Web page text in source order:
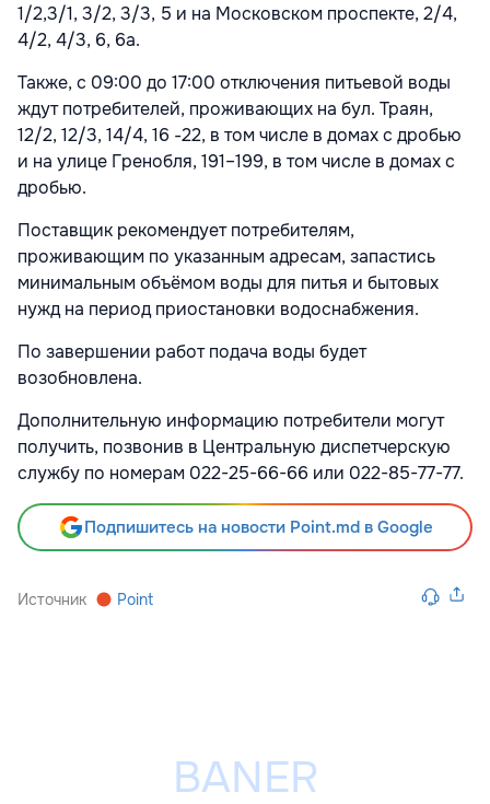
1/2,3/1, 3/2, 3/3, 5 и на Московском проспекте, 2/4,
4/2, 4/3, 6, 6a.
Также, с 09:00 до 17:00 отключения питьевой воды
ждут потребителей, проживающих на бул. Траян,
12/2, 12/3, 14/4, 16 -22, в том числе в домах с дробью
и на улице Гренобля, 191–199, в том числе в домах с
дробью.
Поставщик рекомендует потребителям,
проживающим по указанным адресам, запастись
минимальным объёмом воды для питья и бытовых
нужд на период приостановки водоснабжения.
По завершении работ подача воды будет
возобновлена.
Дополнительную информацию потребители могут
получить, позвонив в Центральную диспетчерскую
службу по номерам 022-25-66-66 или 022-85-77-77.
Подпишитесь на новости Point.md в Google
Источник Point